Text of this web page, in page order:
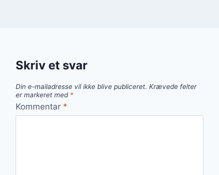
Skriv et svar
Din e-mailadresse vil ikke blive publiceret. Krævede felter
er markeret med *
Kommentar *